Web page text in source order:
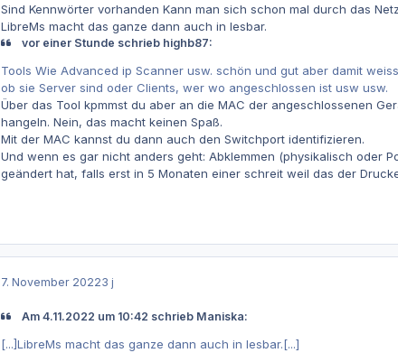
Sind Kennwörter vorhanden Kann man sich schon mal durch das
LibreMs macht das ganze dann auch in lesbar.
vor einer Stunde schrieb highb87:
Tools Wie Advanced ip Scanner usw. schön und gut aber damit
ob sie Server sind oder Clients, wer wo angeschlossen ist usw usw.
Über das Tool kpmmst du aber an die MAC der angeschlossenen
hangeln. Nein, das macht keinen Spaß.
Mit der MAC kannst du dann auch den Switchport identifizieren.
Und wenn es gar nicht anders geht: Abklemmen (physikalisch oder
geändert hat, falls erst in 5 Monaten einer schreit weil das der
7. November 20223 j
Am 4.11.2022 um 10:42 schrieb Maniska:
[...]LibreMs macht das ganze dann auch in lesbar.[...]